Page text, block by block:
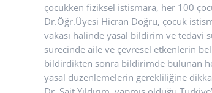
çocukken fiziksel istismara, her 100
Dr.Öğr.Üyesi Hicran Doğru, çocuk
vakası halinde yasal bildirim ve tedavi
sürecinde aile ve çevresel etkenlerin
bildirdikten sonra bildirimde bulunan
yasal düzenlemelerin gerekliliğine